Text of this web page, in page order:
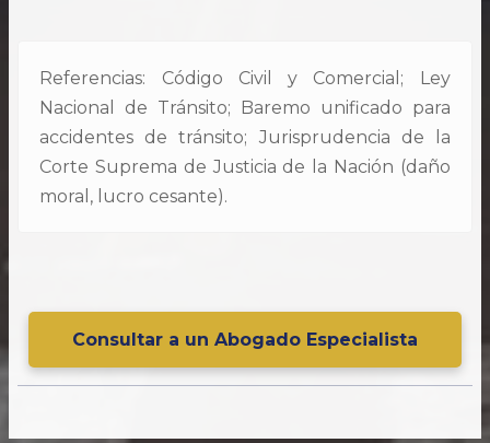
Referencias: Código Civil y Comercial; Ley
Nacional de Tránsito; Baremo unificado para
accidentes de tránsito; Jurisprudencia de la
Corte Suprema de Justicia de la Nación (daño
moral, lucro cesante).
Consultar a un Abogado Especialista